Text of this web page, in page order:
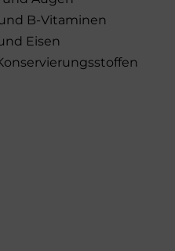
B-Vitaminen
Eisen